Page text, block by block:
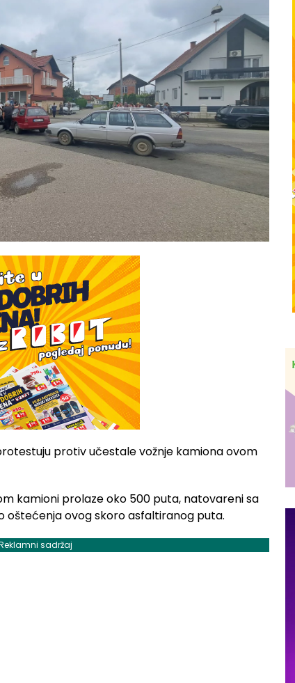
protiv učestale vožnje kamiona ovom
kamioni prolaze oko 500 puta, natovareni sa
oštećenja ovog skoro asfaltiranog puta.
sadržaj